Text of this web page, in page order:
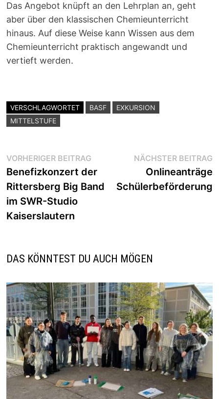
Das Angebot knüpft an den Lehrplan an, geht
aber über den klassischen Chemieunterricht
hinaus. Auf diese Weise kann Wissen aus dem
Chemieunterricht praktisch angewandt und
vertieft werden.
VERSCHLAGWORTET BASF
EXKURSION
MITTELSTUFE
Beitragsnavigation
VORHERIGER BEITRAG Vorheriger
Beitrag:
Benefizkonzert der
Rittersberg Big Band
im SWR-Studio
Kaiserslautern
NÄCHSTER BEITRAG
Onlineanträge
Schülerbeförderung
DAS KÖNNTEST DU AUCH MÖGEN